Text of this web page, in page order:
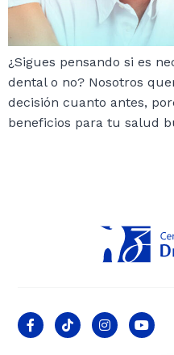
¿Sigues pensando si es
dental o no? Nosotros
decisión cuanto antes,
beneficios para tu salud